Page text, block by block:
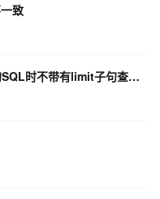
致
Hologres执行多表RightOuterJoin的SQL时不带有limit子句查询结果仅一...